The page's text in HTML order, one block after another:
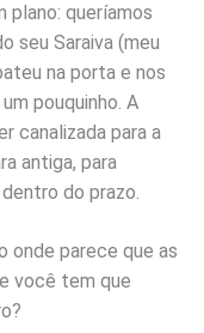
plano: queríamos
seu Saraiva (meu
na porta e nos
pouquinho. A
canalizada para a
antiga, para
do prazo.
onde parece que as
você tem que